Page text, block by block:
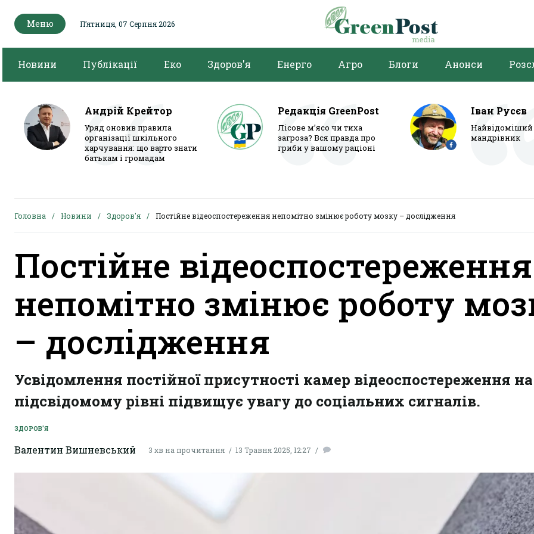
Меню Пʼятниця, 07 Серпня 2026
Новини Публікації Еко Здоров'я Енерго Агро Блоги Анонси
Андрій Крейтор
Уряд оновив правила
організації шкільного
харчування: що варто знати
батькам і громадам
Редакція GreenPost
Лісове м’ясо чи тиха
загроза? Вся правда про
гриби у вашому раціоні
Іван Русєв
мандрівник
Головна Новини Здоров'я Постійне відеоспостереження непомітно змінює роботу мозку – дослідження
Постійне відеоспостереження
непомітно змінює роботу
– дослідження
Усвідомлення постійної присутності камер відеоспостереження на
підсвідомому рівні підвищує увагу до соціальних сигналів.
ЗДОРОВ'Я
Валентин Вишневський 3 хв на прочитання 13 Травня 2025, 12:27